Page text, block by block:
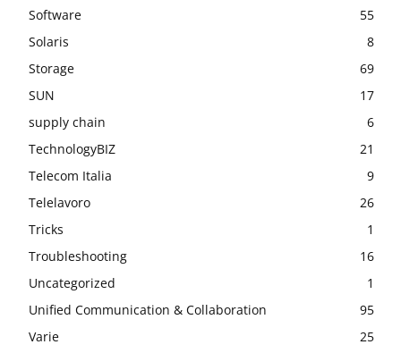
Software
55
Solaris
8
Storage
69
SUN
17
supply chain
6
TechnologyBIZ
21
Telecom Italia
9
Telelavoro
26
Tricks
1
Troubleshooting
16
Uncategorized
1
Unified Communication & Collaboration
95
Varie
25